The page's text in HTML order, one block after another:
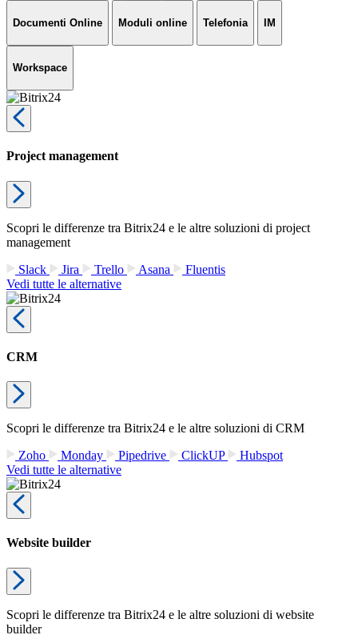
Documenti Online Moduli online Telefonia IM
Workspace
Project management
Scopri le differenze tra Bitrix24 e le altre soluzioni di project
management
Slack
Jira Trello Asana
Fluentis
Vedi tutte le alternative
CRM
Scopri le differenze tra Bitrix24 e le altre soluzioni di CRM
Zoho
Monday Pipedrive ClickUP
Hubspot
Vedi tutte le alternative
Website builder
Scopri le differenze tra Bitrix24 e le altre soluzioni di website
builder